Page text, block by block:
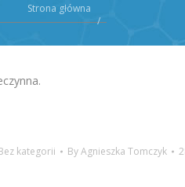
Strona główna
kategorii ByAgnieszka Tomczyk